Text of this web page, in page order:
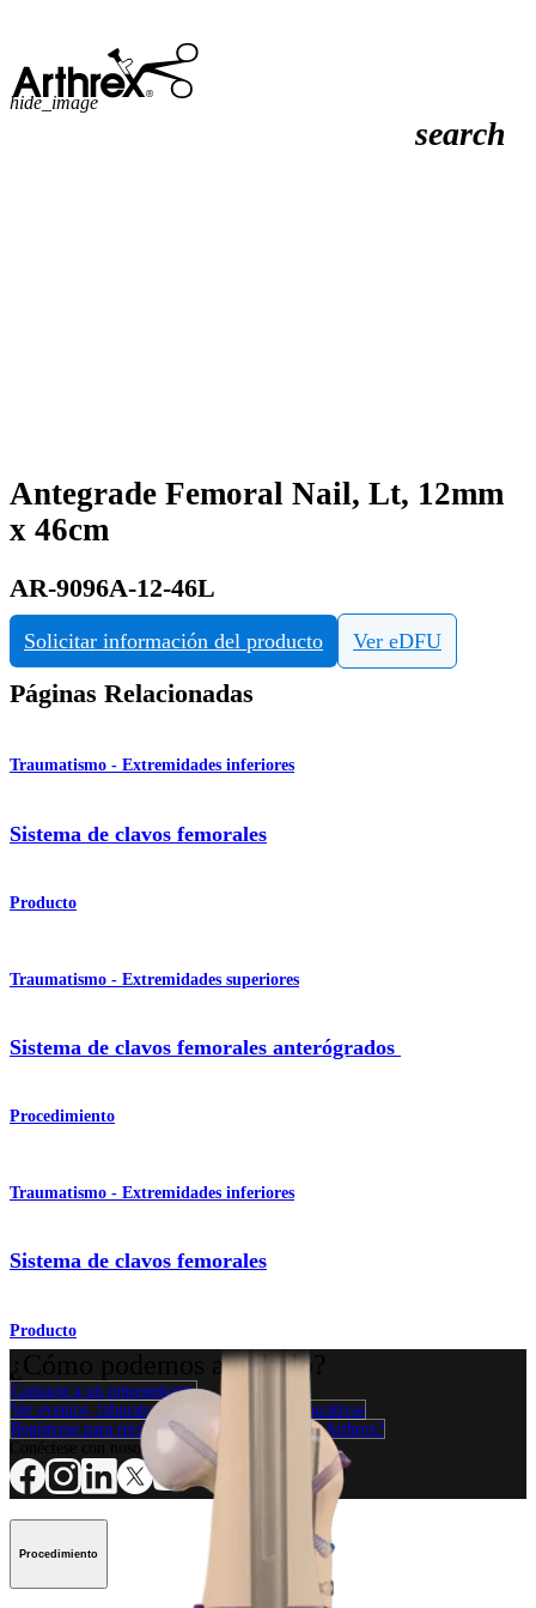
search
hide_image
Antegrade Femoral Nail, Lt, 12mm
x 46cm
AR-9096A-12-46L
Solicitar información del producto Ver eDFU
Páginas Relacionadas
Traumatismo - Extremidades inferiores
Sistema de clavos femorales
Producto
Traumatismo - Extremidades superiores
Sistema de clavos femorales anterógrados
Procedimiento
Traumatismo - Extremidades inferiores
Sistema de clavos femorales
Producto
¿Cómo podemos ayudarlo?
Contacte a un representante
Ver eventos, laboratorios y oportunidades educativas
Regístrese para recibir: ¿Qué hay de nuevo en Arthrex?
Conéctese con nosotros
Procedimiento